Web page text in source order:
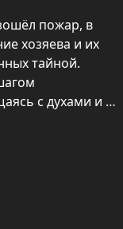
пожар, в
хозяева и их
тайной.
с духами и
в зеркальных
головоломка,
заставят